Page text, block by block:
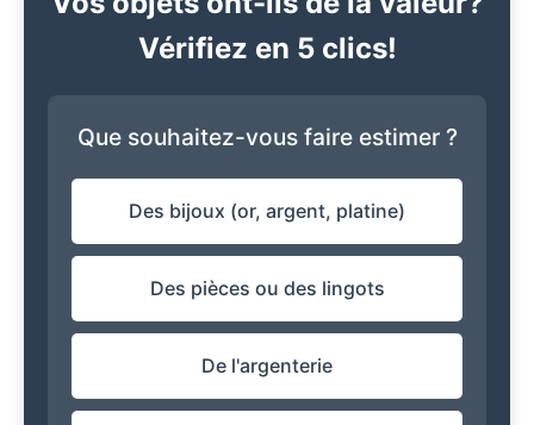
Vérifiez en 5 clics!
Que souhaitez-vous faire estimer ?
Des bijoux (or, argent, platine)
Des pièces ou des lingots
De l'argenterie